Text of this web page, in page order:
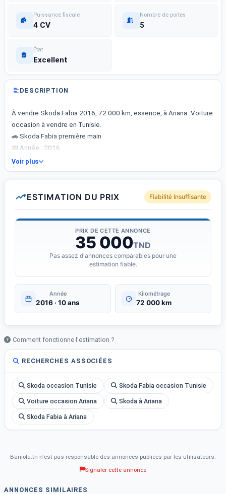
Puissance fiscale
4 CV
Nombre de portes
5
État
Excellent
DESCRIPTION
À vendre Skoda Fabia 2016, 72 000 km, essence, à Ariana. Voiture
occasion à vendre en Tunisie.
🚗 Skoda Fabia première main
📅 Année : 2016
🏁 Kilométrage : 72 000 km
⛽ Carburant : essence
🚪 Portes : 5
Voiture très propre bien entretenue.
Voir plus
ESTIMATION DU PRIX Fiabilité Insuffisante
PRIX DE CETTE ANNONCE
35 000TND
Pas assez d'annonces comparables pour une
estimation fiable.
Année
2016 · 10 ans
Kilométrage
72 000 km
Comment fonctionne l'estimation ?
RECHERCHES ASSOCIÉES
Skoda occasion Tunisie Skoda Fabia occasion Tunisie
Voiture occasion Ariana Skoda à Ariana
Skoda Fabia à Ariana
Baniola.tn n'est pas responsable des annonces publiées par les utilisateurs.
Signaler cette annonce
ANNONCES SIMILAIRES